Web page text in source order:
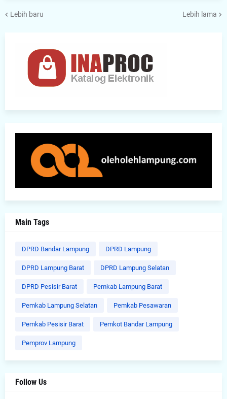
Lebih baru Lebih lama
Main Tags
DPRD Bandar Lampung DPRD Lampung
DPRD Lampung Barat DPRD Lampung Selatan
DPRD Pesisir Barat Pemkab Lampung Barat
Pemkab Lampung Selatan Pemkab Pesawaran
Pemkab Pesisir Barat Pemkot Bandar Lampung
Pemprov Lampung
Follow Us